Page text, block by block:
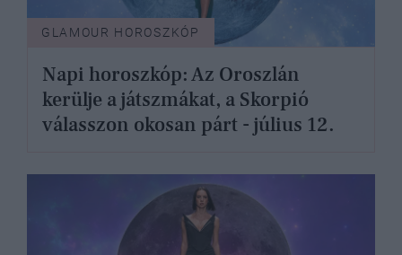
GLAMOUR HOROSZKÓP
Napi horoszkóp: Az Oroszlán
kerülje a játszmákat, a Skorpió
válasszon okosan párt - július 12.